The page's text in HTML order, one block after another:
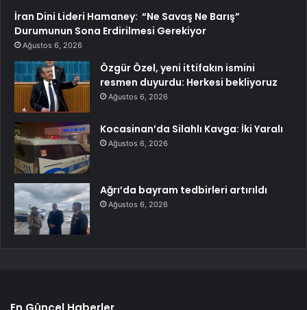
İran Dini Lideri Hamaney: “Ne Savaş Ne Barış”
Durumunun Sona Erdirilmesi Gerekiyor
Ağustos 6, 2026
Özgür Özel, yeni ittifakın ismini
resmen duyurdu: Herkesi bekliyoruz
Ağustos 6, 2026
Kocasinan’da Silahlı Kavga: İki Yaralı
Ağustos 6, 2026
Ağrı’da bayram tedbirleri artırıldı
Ağustos 6, 2026